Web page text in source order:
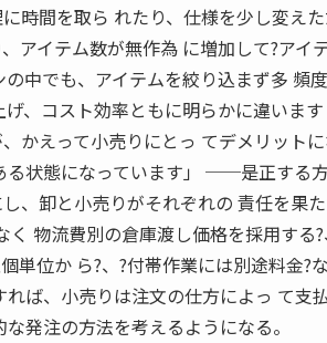
時間を取ら れたり、仕様を少し変え
アイテム数が無作為 に増加して?アイ
中でも、アイテムを絞り込まず多 頻
、コスト効率ともに明らかに違います
かえって小売りにとっ てデメリットに
る状態になっています」 ──是正する方
、卸と小売りがそれぞれの 責任を果た
く 物流費別の倉庫渡し価格を採用する
単位か ら?、?付帯作業には別途料金?
ば、小売りは注文の仕方によっ て支
発注の方法を考えるようになる。